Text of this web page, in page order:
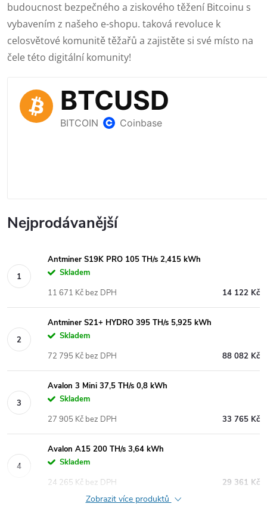
budoucnost bezpečného a ziskového těžení Bitcoinu s
vybavením z našeho e-shopu. taková revoluce k
celosvětové komunitě těžařů a zajistěte si své místo na
čele této digitální komunity!
Nejprodávanější
Antminer S19K PRO 105 TH/s 2,415 kWh
Skladem
14 122 Kč
11 671 Kč bez DPH
Antminer S21+ HYDRO 395 TH/s 5,925 kWh
Skladem
88 082 Kč
72 795 Kč bez DPH
Avalon 3 Mini 37,5 TH/s 0,8 kWh
Skladem
33 765 Kč
27 905 Kč bez DPH
Avalon A15 200 TH/s 3,64 kWh
Skladem
29 361 Kč
24 265 Kč bez DPH
Zobrazit více produktů